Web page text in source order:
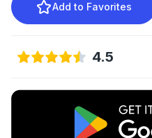
Add to Favorites
4.5